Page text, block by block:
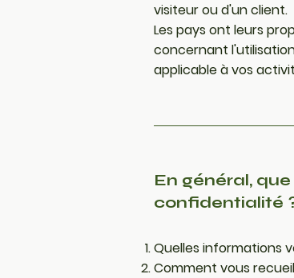
visiteur ou d'un client.
Les pays ont leurs
concernant
applicable à vos
En général,
confidentialité
Quelles informations
Comment vous